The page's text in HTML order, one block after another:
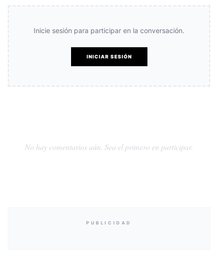
Inicie sesión para participar en la conversación.
INICIAR SESIÓN
No hay comentarios aún. Sea el primero en participar.
PUBLICIDAD